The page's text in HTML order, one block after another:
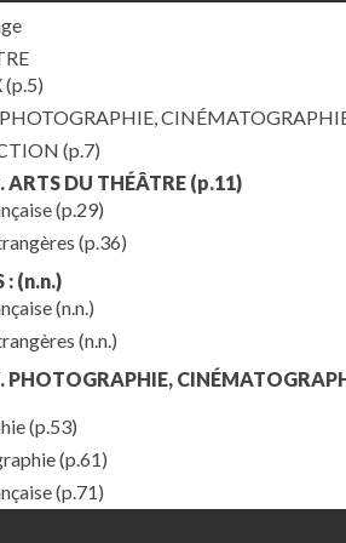
(p.5)
(p.7)
ARTS DU THÉÂTRE (p.11)
(p.29)
(p.36)
: (n.n.)
(n.n.)
(n.n.)
PHOTOGRAPHIE,
(p.53)
(p.61)
(p.71)